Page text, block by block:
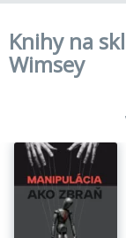
Knihy na
Wimsey